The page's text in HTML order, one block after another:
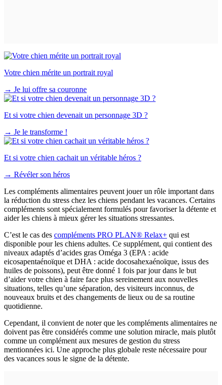
Votre chien mérite un portrait royal
→ Je lui offre sa couronne
Et si votre chien devenait un personnage 3D ?
→ Je le transforme !
Et si votre chien cachait un véritable héros ?
→ Révéler son héros
Les compléments alimentaires peuvent jouer un rôle important dans
la réduction du stress chez les chiens pendant les vacances. Certains
compléments sont spécialement formulés pour favoriser la détente et
aider les chiens à mieux gérer les situations stressantes.
C’est le cas des compléments PRO PLAN® Relax+ qui est
disponible pour les chiens adultes. Ce supplément, qui contient des
niveaux adaptés d’acides gras Oméga 3 (EPA : acide
eicosapentaénoïque et DHA : acide docosahexaénoïque, issus des
huiles de poissons), peut être donné 1 fois par jour dans le but
d’aider votre chien à faire face plus sereinement aux nouvelles
situations, telles qu’une séparation, des visiteurs inconnus, de
nouveaux bruits et des changements de lieux ou de sa routine
quotidienne.
Cependant, il convient de noter que les compléments alimentaires ne
doivent pas être considérés comme une solution miracle, mais plutôt
comme un complément aux mesures de gestion du stress
mentionnées ici. Une approche plus globale reste nécessaire pour
des vacances sous le signe de la détente.